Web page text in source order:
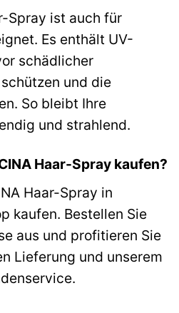
Spray ist auch für
Es enthält UV-
schädlicher
und die
So bleibt Ihre
und strahlend.
Haar-Spray kaufen?
Haar-Spray in
kaufen. Bestellen Sie
aus und profitieren Sie
Lieferung und unserem